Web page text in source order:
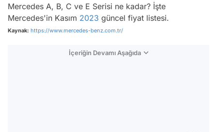
Mercedes A, B, C ve E Serisi ne kadar? İşte
Mercedes'in Kasım 2023 güncel fiyat listesi.
Kaynak: https://www.mercedes-benz.com.tr/
İçeriğin Devamı Aşağıda